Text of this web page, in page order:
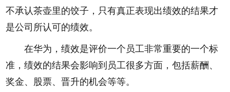
不承认茶壶里的饺子，只有真正表现出绩效的结果才
是公司所认可的绩效。
在华为，绩效是评价一个员工非常重要的一个标
准，绩效的结果会影响到员工很多方面，包括薪酬、
奖金、股票、晋升的机会等等。